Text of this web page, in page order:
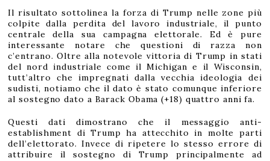
Il risultato sottolinea la forza di Trump nelle zone più
colpite dalla perdita del lavoro industriale, il punto
centrale della sua campagna elettorale. Ed è pure
interessante notare che questioni di razza non
c’entrano. Oltre alla notevole vittoria di Trump in stati
del nord industriale come il Michigan e il Wisconsin,
tutt’altro che impregnati dalla vecchia ideologia dei
sudisti, notiamo che il dato è stato comunque inferiore
al sostegno dato a Barack Obama (+18) quattro anni fa.
Questi dati dimostrano che il messaggio anti-
establishment di Trump ha attecchito in molte parti
dell’elettorato. Invece di ripetere lo stesso errore di
attribuire il sostegno di Trump principalmente ad